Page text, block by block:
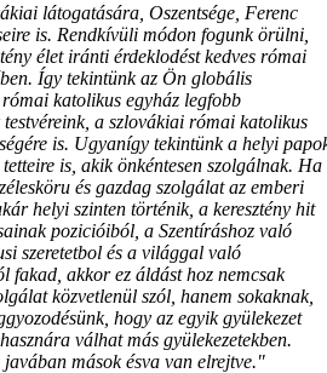
látogatására, Oszentsége, Ferenc
is. Rendkívüli módon fogunk örülni,
élet iránti érdeklodést kedves római
Így tekintünk az Ön globális
katolikus egyház legfobb
a szlovákiai római katolikus
is. Ugyanígy tekintünk a helyi
is, akik önkéntesen szolgálnak. Ha
és gazdag szolgálat az emberi
helyi szinten történik, a keresztény hit
pozicióiból, a Szentíráshoz való
szeretetbol és a világgal való
fakad, akkor ez áldást hoz nemcsak
közvetlenül szól, hanem sokaknak,
hogy az egyik gyülekezet
válhat más gyülekezetekben.
mások ésva van elrejtve."